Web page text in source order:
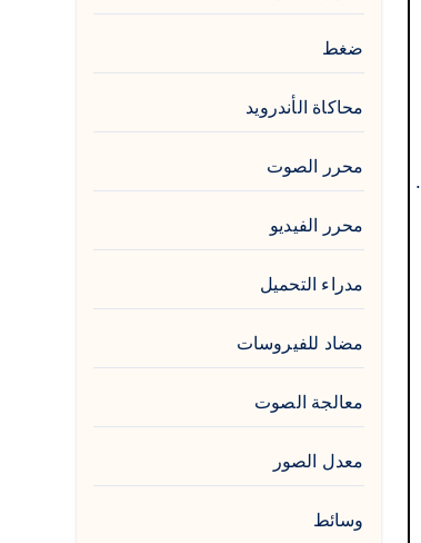
ضغط
محاكاة الأندرويد
محرر الصوت
محرر الفيديو
مدراء التحميل
مضاد للفيروسات
معالجة الصوت
معدل الصور
وسائط